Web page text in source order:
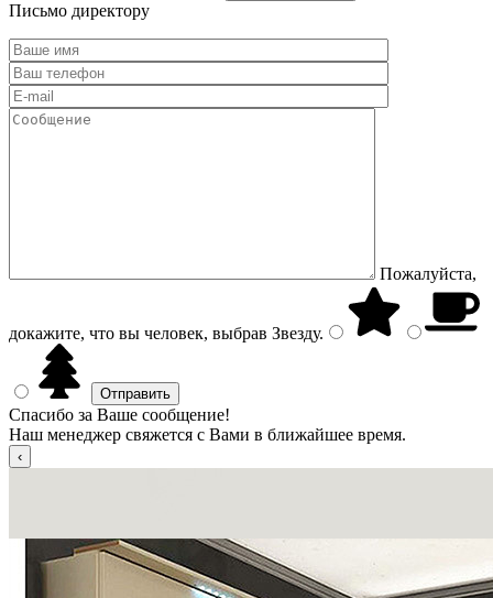
Письмо директору
Пожалуйста,
докажите, что вы человек, выбрав Звезду.
Спасибо за Ваше сообщение!
Наш менеджер свяжется с Вами в ближайшее время.